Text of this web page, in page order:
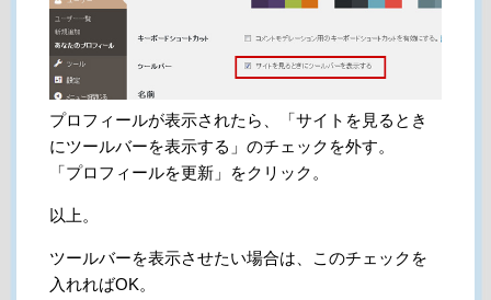
プロフィールが表示されたら、「サイトを見るとき
にツールバーを表示する」のチェックを外す。
「プロフィールを更新」をクリック。
以上。
ツールバーを表示させたい場合は、このチェックを
入れればOK。